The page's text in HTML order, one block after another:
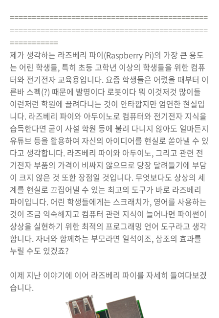
=============================================
=============================================
===========
제가 생각하는 라즈베리 파이(Raspberry Pi)의 가장 큰 용도
는 어린 학생들, 특히 초등 고학년 이상의 학생들을 위한 컴퓨
터와 전기전자 교육용입니다. 요즘 학생들은 어렸을 때부터 이
른바 스펙(?) 때문에 발명이다 로봇이다 뭐 이것저것 많이들
이런저런 학원에 끌려다니는 것이 안타깝지만 엄연한 현실입
니다. 라즈베리 파이와 아두이노로 컴퓨터와 전기전자 지식을
습득한다면 굳이 사설 학원 등에 불려 다니지 않아도 얼마든지
유튜브 등을 활용하여 자신의 아이디어를 현실로 쏟아낼 수 있
다고 생각합니다. 라즈베리 파이와 아두이노, 그리고 관련 전
기전자 부품의 가격이 비싸지 않으므로 당장 달려들기에 부담
이 크지 않은 것 또한 장점일 것입니다. 무엇보다도 상상의 세
계를 현실로 끄집어낼 수 있는 최고의 도구가 바로 라즈베리
파이입니다. 어린 학생들에게는 스크래치가, 영어를 사용하는
것이 조금 익숙해지고 컴퓨터 관련 지식이 늘어나면 파이썬이
상상을 실현하기 위한 최적의 프로그래밍 언어 도구라고 생각
합니다. 자녀와 함께하는 부모라면 일석이조, 삼조의 효과를
누릴 수도 있겠죠?
이제 지난 이야기에 이어 라즈베리 파이를 자세히 들여다보겠
습니다.